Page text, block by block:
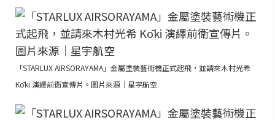
「STARLUX AIRSORAYAMA」金屬塗裝藝術機正式起飛，並請來木村光希
Kōki 演繹前衛宣傳片。圖片來源｜星宇航空